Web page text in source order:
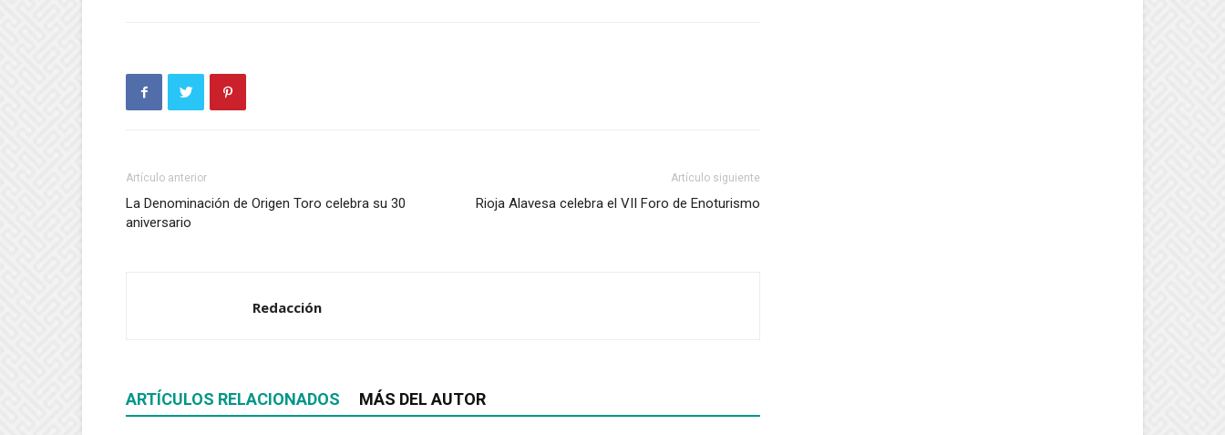
Artículo anterior
La Denominación de Origen Toro celebra su 30
aniversario
Artículo siguiente
Rioja Alavesa celebra el VII Foro de Enoturismo
Redacción
ARTÍCULOS RELACIONADOS MÁS DEL AUTOR